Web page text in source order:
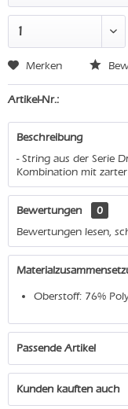
Merken
Artikel-Nr.:
Beschreibung
- String aus der Serie
Kombination mit zarter
Bewertungen
0
Bewertungen lesen,
Oberstoff: 76%
Passende Artikel
Kunden kauften auch